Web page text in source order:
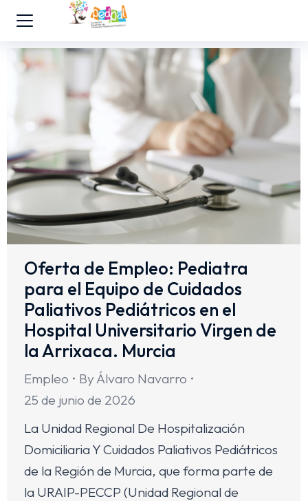
Oferta de Empleo: Pediatra
para el Equipo de Cuidados
Paliativos Pediátricos en el
Hospital Universitario Virgen de
la Arrixaca. Murcia
Empleo By Álvaro Navarro
25 de junio de 2026
La Unidad Regional De Hospitalización
Domiciliaria Y Cuidados Paliativos Pediátricos
de la Región de Murcia, que forma parte de
la URAIP-PECCP (Unidad Regional de